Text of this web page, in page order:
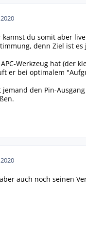
du somit aber
denn Ziel ist
Werkzeug hat (der
er bei optimalem
den Pin-
auch noch seinen